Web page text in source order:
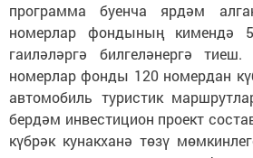
программа буенча ярдәм
номерлар фондының кимендә
гаиләләргә билгеләнергә
номерлар фонды 120 номердан
автомобиль туристик
бердәм инвестицион проект
күбрәк кунакханә төзү